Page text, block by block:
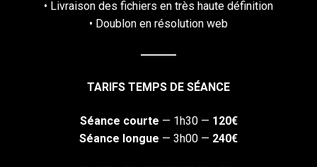
• Livraison des fichiers en très haute définition
• Doublon en résolution web
TARIFS TEMPS DE SÉANCE
Séance courte — 1h30 — 120€
Séance longue — 3h00 — 240€